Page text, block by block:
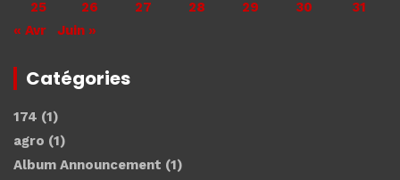
25
26 27 28 29 30
31
« Avr
Juin »
Catégories
174 (1)
agro (1)
Album Announcement (1)